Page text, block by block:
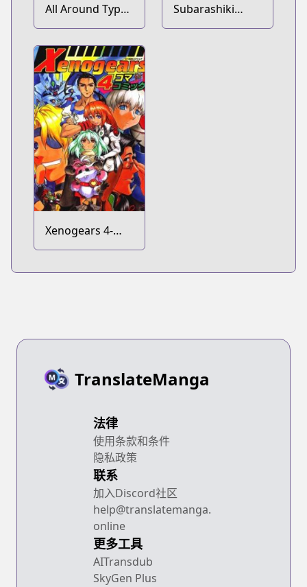
All Around Type-
Moon
Subarashiki
Kono Sekai
Xenogears 4-
koma Comic
TranslateManga
法律
使用条款和条件
隐私政策
联系
加入Discord社区
help@translatemanga.
online
更多工具
AITransdub
SkyGen Plus